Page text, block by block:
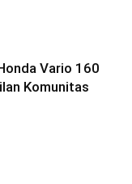
Vario 160
Komunitas